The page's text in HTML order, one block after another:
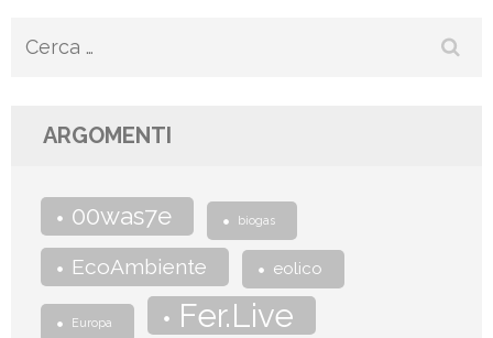
Ricerca
ARGOMENTI
00was7e biogas
EcoAmbiente eolico
Europa Fer.Live